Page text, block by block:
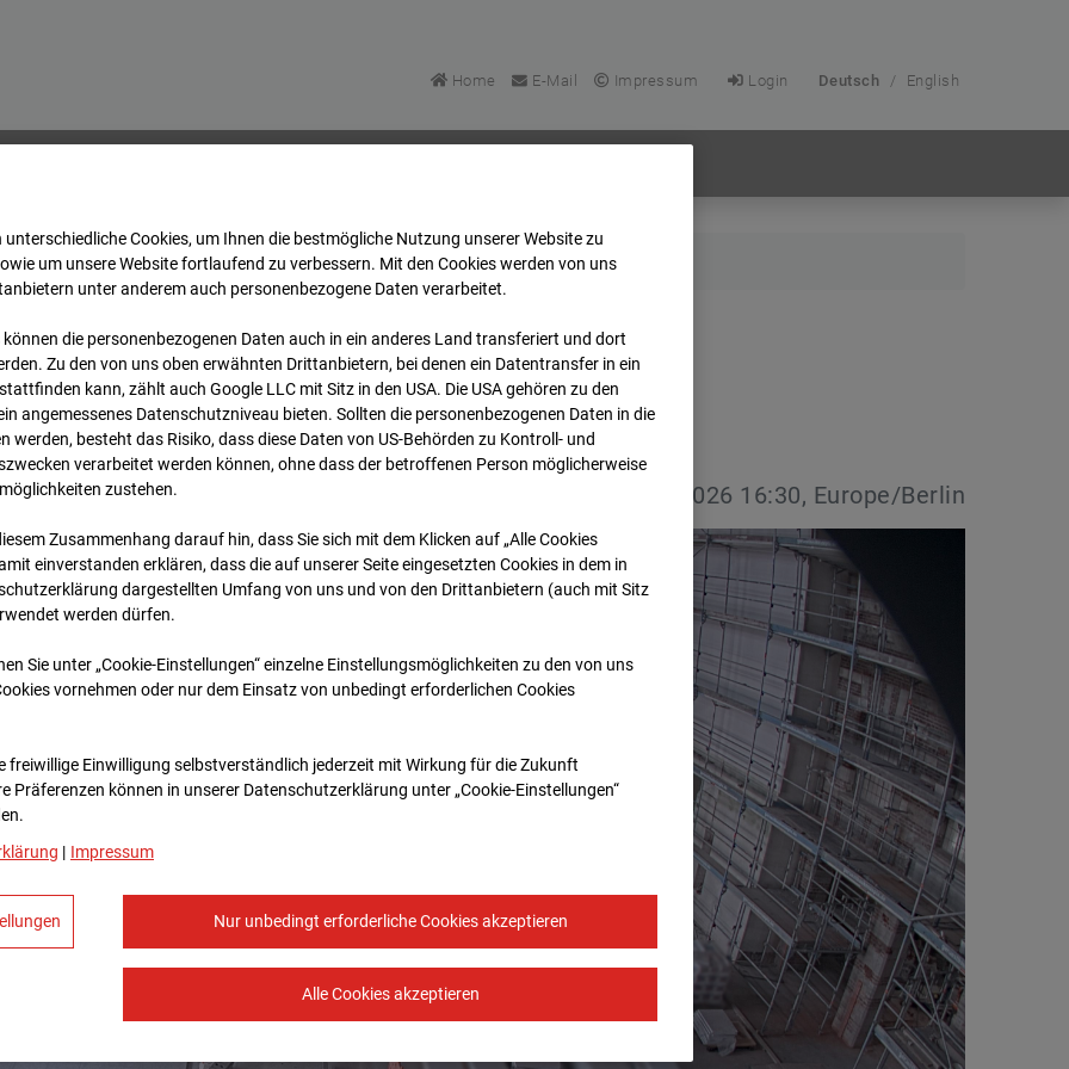
Home E-Mail Impressum Login Deutsch / English
Bonatzbau -Cam7 Archiv 2026 07 08 16:30
-Cam7
08.07.2026 16:30, Europe/Berlin
unterschiedliche Cookies, um Ihnen die best­mögliche Nutzung unserer Website zu
um unsere Website fortlaufend zu verbessern. Mit den Cookies werden von uns
unter anderem auch personenbezogene Daten verarbeitet.
können die personenbezogenen Daten auch in ein anderes Land transferiert und dort
Zu den von uns oben erwähnten Drittanbietern, bei denen ein Datentransfer in ein
kann, zählt auch Google LLC mit Sitz in den USA. Die USA gehören zu den
angemessenes Datenschutzniveau bieten. Sollten die personenbezogenen Daten in die
werden, besteht das Risiko, dass diese Daten von US-Behörden zu Kontroll- und
verarbeitet werden können, ohne dass der betroffenen Person möglicherweise
zustehen.
Zusammenhang darauf hin, dass Sie sich mit dem Klicken auf „Alle Cookies
ein­ver­standen erklären, dass die auf unserer Seite eingesetzten Cookies in dem in
dargestellten Umfang von uns und von den Drittanbietern (auch mit Sitz
werden dürfen.
Sie unter „Cookie-Einstellungen“ einzelne Einstellungsmöglichkeiten zu den von uns
vornehmen oder nur dem Einsatz von unbedingt erforderlichen Cookies
freiwillige Einwilligung selbstverständlich jederzeit mit Wirkung für die Zukunft
Prä­fe­renzen können in unserer Datenschutzerklärung unter „Cookie-Einstellungen“
| Impressum
Nur unbedingt erforderliche Cookies akzeptieren
Alle Cookies akzeptieren